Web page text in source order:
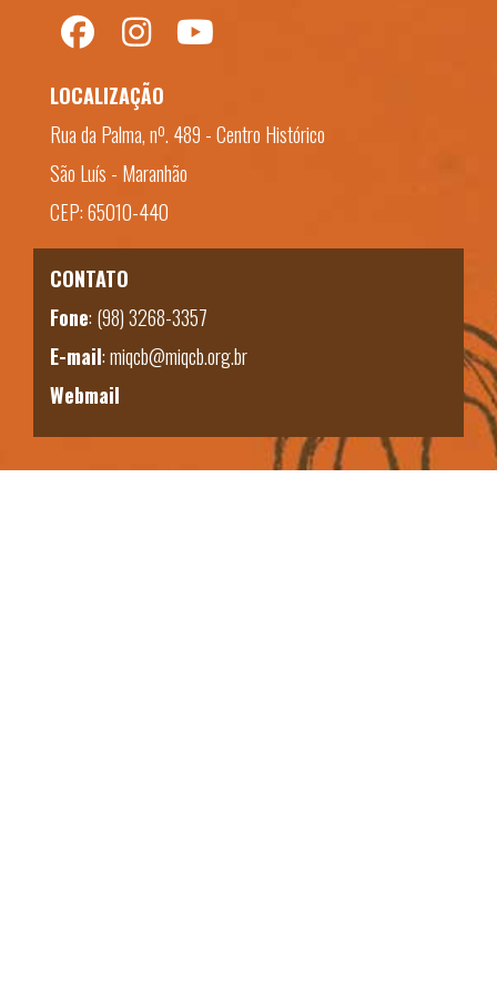
LOCALIZAÇÃO
Rua da Palma, nº. 489 - Centro Histórico
São Luís - Maranhão
CEP: 65010-440
CONTATO
Fone: (98) 3268-3357
E-mail:miqcb@miqcb.org.br
Webmail